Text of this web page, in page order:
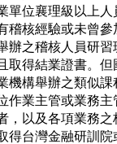
單位襄理級以上
稽核經驗或未曾
辦之稽核人員研
取得結業證書。
機構舉辦之類似課
作業主管或業務
，以及各項業務
得台灣金融研訓